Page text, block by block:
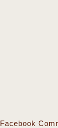
Facebook